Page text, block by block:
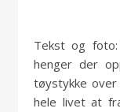
Tekst og foto: Birgitte Simensen Berg Himmelen
henger der
tøystykke over
hele livet at